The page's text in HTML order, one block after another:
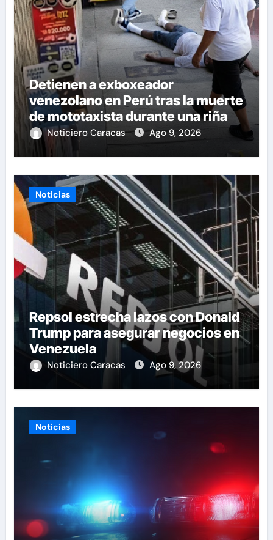
Detienen a exboxeador
venezolano en Perú tras la muerte
de mototaxista durante una riña
Noticiero Caracas Ago 9, 2026
Noticias
Repsol estrecha lazos con Donald
Trump para asegurar negocios en
Venezuela
Noticiero Caracas Ago 9, 2026
Noticias